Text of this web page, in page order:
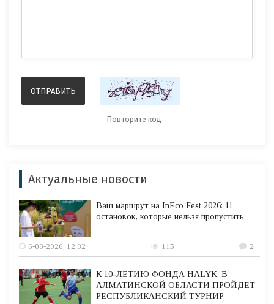
Актуальные новости
Ваш маршрут на InEco Fest 2026: 11
остановок, которые нельзя пропустить
6-08-2026, 12:32 115 2
К 10-ЛЕТИЮ ФОНДА HALYK: В
АЛМАТИНСКОЙ ОБЛАСТИ ПРОЙДЕТ
РЕСПУБЛИКАНСКИЙ ТУРНИР